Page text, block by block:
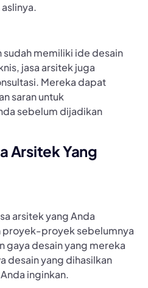
sudah memiliki ide desain
jasa arsitek juga
Mereka dapat
saran untuk
sebelum dijadikan
Arsitek Yang
arsitek yang Anda
proyek-proyek sebelumnya
gaya desain yang mereka
desain yang dihasilkan
inginkan.